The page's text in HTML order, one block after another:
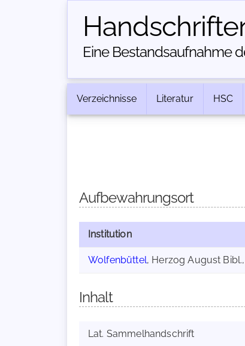
Eine Bestandsaufnahme
Verzeichnisse Literatur HSC
Aufbewahrungsort
Institution
Wolfenbüttel, Herzog August Bibl.,
Inhalt
Lat. Sammelhandschrift